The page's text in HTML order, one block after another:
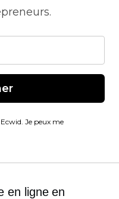
Je peux me
en ligne en